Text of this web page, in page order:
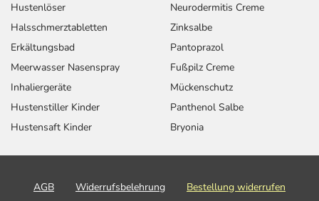
Hustenlöser
Halsschmerztabletten
Erkältungsbad
Meerwasser Nasenspray
Inhaliergeräte
Hustenstiller Kinder
Hustensaft Kinder
Neurodermitis Creme
Zinksalbe
Pantoprazol
Fußpilz Creme
Mückenschutz
Panthenol Salbe
Bryonia
AGB Widerrufsbelehrung
Bestellung widerrufen